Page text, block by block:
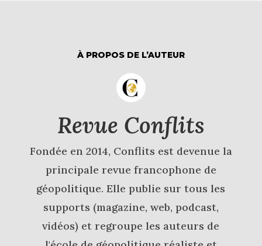
À PROPOS DE L’AUTEUR
Revue Conflits
Fondée en 2014, Conflits est devenue la
principale revue francophone de
géopolitique. Elle publie sur tous les
supports (magazine, web, podcast,
vidéos) et regroupe les auteurs de